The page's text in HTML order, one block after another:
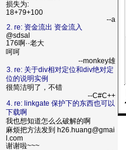
损失为:
18+79+100
--a
2. re: 资金流出 资金流入
@sdsal
176啊··老大
呵呵
--monkey雄
3. re: 关于div相对定位和div绝对定
位的说明实例
很简洁明了，不错
--C#C++
4. re: linkgate 保护下的东西也可以
下载啊
我也想知道怎么么破解的啊
麻烦把方法发到 h26.huang@gmai
l.com
谢谢啦~~~